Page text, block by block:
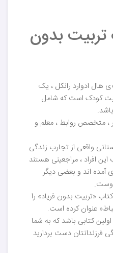
تربیت بدون
هال ادوارد رانکل ، یک
کودک است که شامل
، متخصص روابط ، معلم و
واقعی از تجارب زندگی
افراد ، مراجعینی هستند
آمده اند و بعضی دیگر
«تربیت بدون فریاد» را
عنوان کرده است.
کتابی باشد که به شما
فرزندانتان دست بردارید